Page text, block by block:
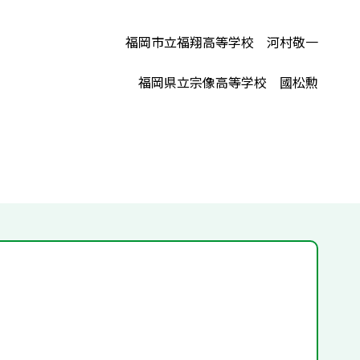
福岡市立福翔高等学校 河村敬一
福岡県立宗像高等学校 國松勲